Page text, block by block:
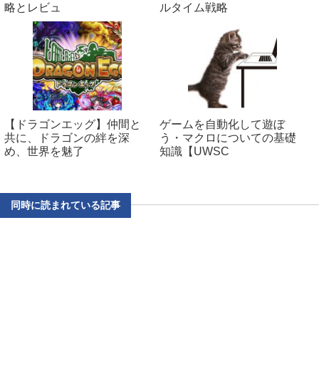
略とレビュ
ルタイム戦略
【ドラゴンエッグ】仲間と
共に、ドラゴンの絆を深
め、世界を魅了
ゲームを自動化して遊ぼ
う・マクロについての基礎
知識【UWSC
同時に読まれている記事